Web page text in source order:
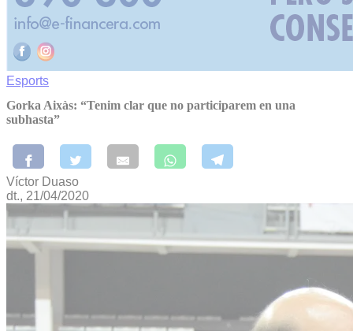
Esports
Gorka Aixàs: “Tenim clar que no participarem en una
subhasta”
Víctor Duaso
dt., 21/04/2020